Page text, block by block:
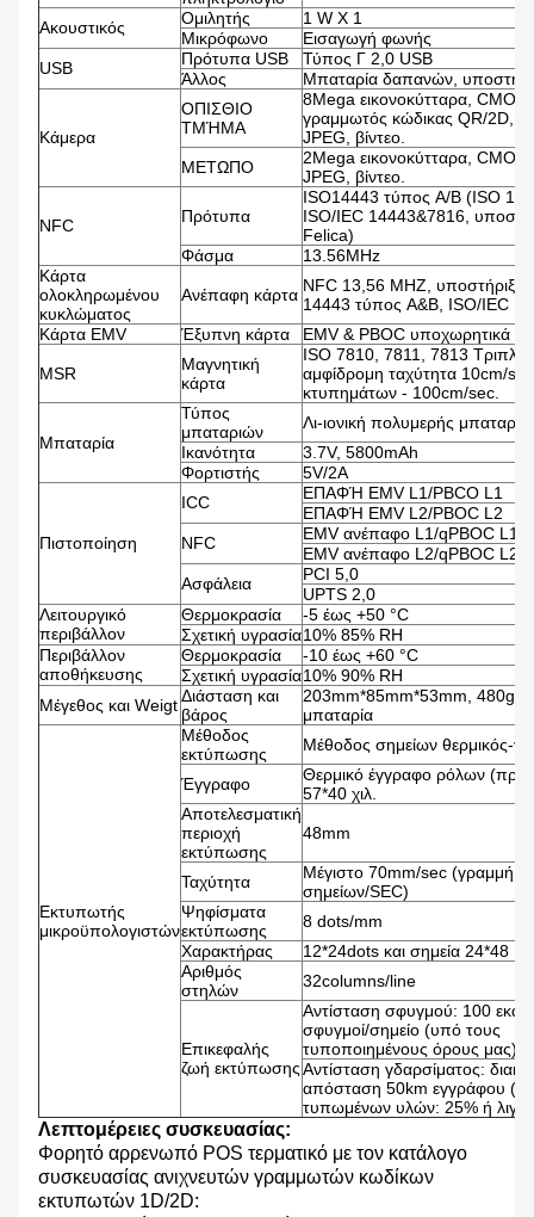
Ακουστικός Ομιλητής
1 W Χ 1
Μικρόφωνο
Εισαγωγή φωνής
USB
Πρότυπα USB
Τύπος Γ 2,0 USB
Άλλος
Μπαταρία δαπανών,
Κάμερα
ΟΠΙΣΘΙΟ
ΤΜΉΜΑ
8Mega εικονοκύτταρα, CMOS,
γραμμωτός κώδικας QR/2D,
JPEG, βίντεο.
ΜΕΤΩΠΟ
2Mega εικονοκύτταρα, CMOS,
JPEG, βίντεο.
NFC Πρότυπα
ISO14443 τύπος A/B (ISO
ISO/IEC 14443&7816,
Felica)
Φάσμα
13.56MHz
Κάρτα
ολοκληρωμένου
κυκλώματος
Ανέπαφη κάρτα NFC 13,56 MHZ, υποστήριξη
14443 τύπος A&B, ISO/IEC
Κάρτα EMV
Έξυπνη κάρτα EMV & PBOC υποχωρητικά
MSR
Μαγνητική
κάρτα
ISO 7810, 7811, 7813 Τριπλή
αμφίδρομη ταχύτητα 10cm/
κτυπημάτων - 100cm/sec.
Μπαταρία
Τύπος
μπαταριών
Λι-ιονική πολυμερής μπαταρία
Ικανότητα
3.7V, 5800mAh
Φορτιστής
5V/2A
Πιστοποίηση
ICC
ΕΠΑΦΉ EMV L1/PBCO L1
ΕΠΑΦΉ EMV L2/PBOC L2
NFC
EMV ανέπαφο L1/qPBOC L1
EMV ανέπαφο L2/qPBOC L2
Ασφάλεια
PCI 5,0
UPTS 2,0
Λειτουργικό
περιβάλλον
Θερμοκρασία
-5 έως +50 °C
Σχετική υγρασία10% 85% RH
Περιβάλλον
αποθήκευσης
Θερμοκρασία
-10 έως +60 °C
Σχετική υγρασία10% 90% RH
Μέγεθος και WeigtΔιάσταση και
βάρος
203mm*85mm*53mm, 480g
μπαταρία
Εκτυπωτής
μικροϋπολογιστών
Μέθοδος
εκτύπωσης
Μέθοδος σημείων θερμικός-
Έγγραφο
Θερμικό έγγραφο ρόλων
57*40 χιλ.
Αποτελεσματική
περιοχή
εκτύπωσης
48mm
Ταχύτητα
Μέγιστο 70mm/sec (γραμμή
σημείων/SEC)
Ψηφίσματα
εκτύπωσης
8 dots/mm
Χαρακτήρας
12*24dots και σημεία 24*48
Αριθμός
στηλών
32columns/line
Επικεφαλής
ζωή εκτύπωσης
Αντίσταση σφυγμού: 100
σφυγμοί/σημείο (υπό τους
τυποποιημένους όρους μας)
Αντίσταση γδαρσίματος:
απόσταση 50km εγγράφου
τυπωμένων υλών: 25% ή
Λεπτομέρειες συσκευασίας:
Φορητό αρρενωπό POS τερματικό με τον κατάλογο
συσκευασίας ανιχνευτών γραμμωτών κωδίκων
εκτυπωτών 1D/2D: